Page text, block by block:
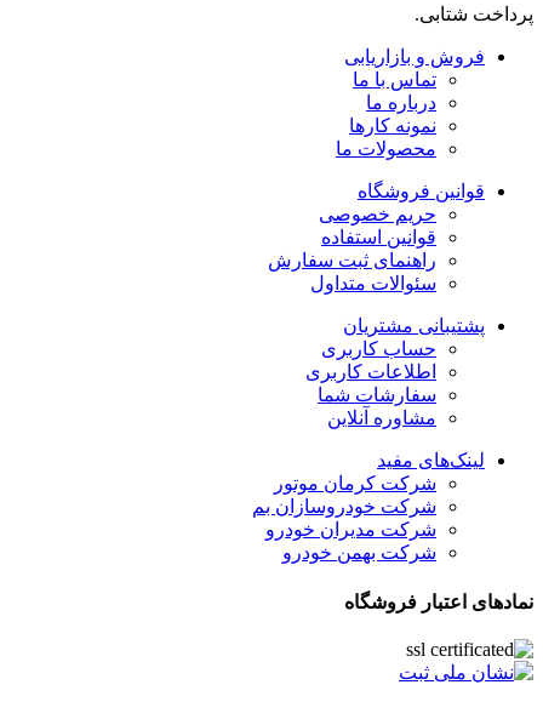
پرداخت شتابی.
فروش و بازاریابی
تماس با ما
درباره ما
نمونه کارها
محصولات ما
قوانین فروشگاه
حریم خصوصی
قوانین استفاده
راهنمای ثبت سفارش
سئوالات متداول
پشتیبانی مشتریان
حساب کاربری
اطلاعات کاربری
سفارشات شما
مشاوره آنلاین
لینک‌های مفید
شرکت کرمان موتور
شرکت خودروسازان بم
شرکت مدیران خودرو
شرکت بهمن خودرو
نمادهای اعتبار فروشگاه